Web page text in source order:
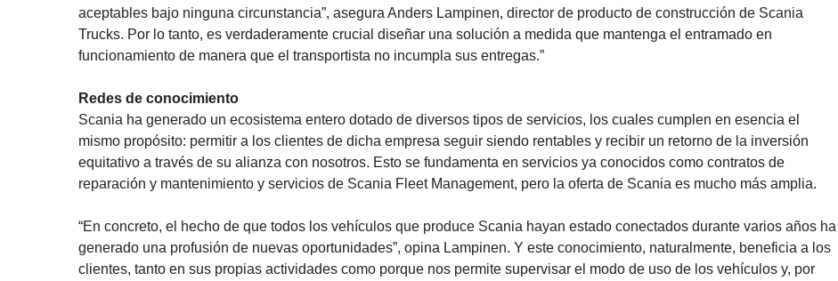
aceptables bajo ninguna circunstancia”, asegura Anders Lampinen, director de producto de construcción de Scania
Trucks. Por lo tanto, es verdaderamente crucial diseñar una solución a medida que mantenga el entramado en
funcionamiento de manera que el transportista no incumpla sus entregas.”
Redes de conocimiento
Scania ha generado un ecosistema entero dotado de diversos tipos de servicios, los cuales cumplen en esencia el
mismo propósito: permitir a los clientes de dicha empresa seguir siendo rentables y recibir un retorno de la inversión
equitativo a través de su alianza con nosotros. Esto se fundamenta en servicios ya conocidos como contratos de
reparación y mantenimiento y servicios de Scania Fleet Management, pero la oferta de Scania es mucho más amplia.
“En concreto, el hecho de que todos los vehículos que produce Scania hayan estado conectados durante varios años ha
generado una profusión de nuevas oportunidades”, opina Lampinen. Y este conocimiento, naturalmente, beneficia a los
clientes, tanto en sus propias actividades como porque nos permite supervisar el modo de uso de los vehículos y, por